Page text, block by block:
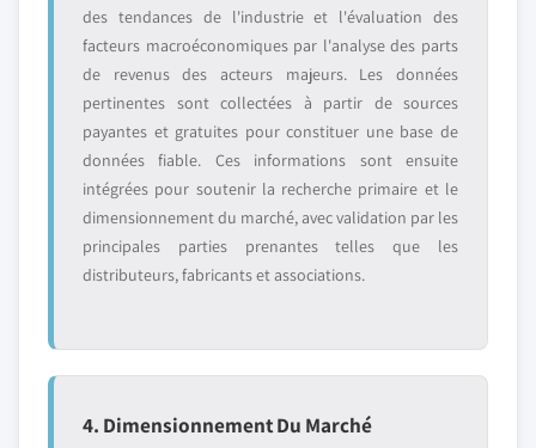
des tendances de l'industrie et l'évaluation des
facteurs macroéconomiques par l'analyse des parts
de revenus des acteurs majeurs. Les données
pertinentes sont collectées à partir de sources
payantes et gratuites pour constituer une base de
données fiable. Ces informations sont ensuite
intégrées pour soutenir la recherche primaire et le
dimensionnement du marché, avec validation par les
principales parties prenantes telles que les
distributeurs, fabricants et associations.
4. Dimensionnement Du Marché